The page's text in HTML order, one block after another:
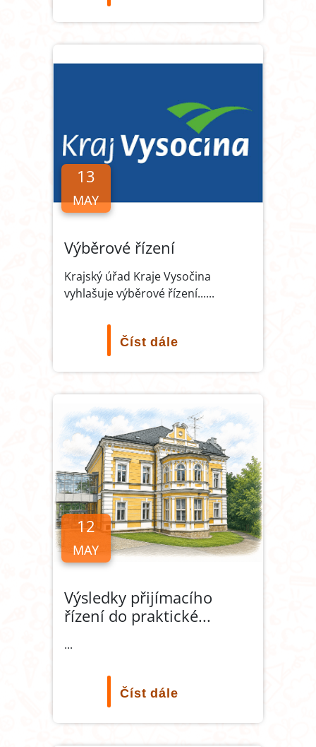
13
MAY
Výběrové řízení
Krajský úřad Kraje Vysočina
vyhlašuje výběrové řízení......
Číst dále
12
MAY
Výsledky přijímacího
řízení do praktické...
...
Číst dále